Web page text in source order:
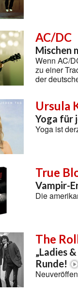
AC/DC
Mischen
Wenn AC/
zu einer
der
Ursula
Yoga für
Yoga ist
True
Vampir-
Die
The
„Ladies
Runde!